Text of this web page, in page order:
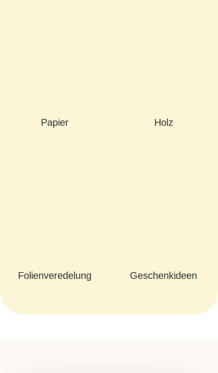
Papier
Folienveredelung
Holz
Geschenkideen